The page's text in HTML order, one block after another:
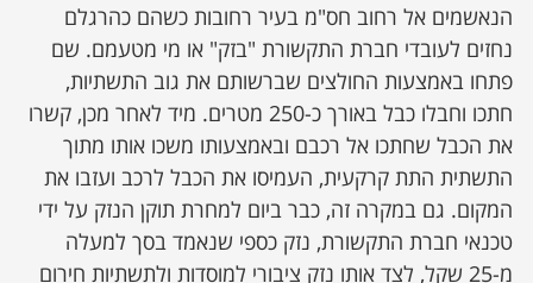
הנאשמים אל רחוב חס"מ בעיר רחובות כשהם כהרגלם
נחזים לעובדי חברת התקשורת "בזק" או מי מטעמם. שם
פתחו באמצעות החולצים שברשותם את גוב התשתיות,
חתכו וחבלו כבל באורך כ-250 מטרים. מיד לאחר מכן, קשרו
את הכבל שחתכו אל רכבם ובאמצעותו משכו אותו מתוך
התשתית התת קרקעית, העמיסו את הכבל לרכב ועזבו את
המקום. גם במקרה זה, כבר ביום למחרת תוקן הנזק על ידי
טכנאי חברת התקשורת, נזק כספי שנאמד בסך למעלה
מ-25 שקל, לצד אותו נזק ציבורי למוסדות ולתשתיות חירום